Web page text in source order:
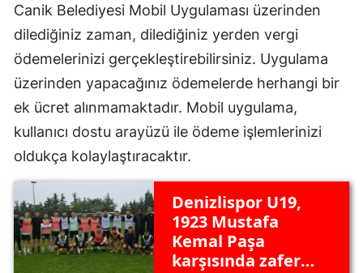
Canik Belediyesi Mobil Uygulaması üzerinden
dilediğiniz zaman, dilediğiniz yerden vergi
ödemelerinizi gerçekleştirebilirsiniz. Uygulama
üzerinden yapacağınız ödemelerde herhangi bir
ek ücret alınmamaktadır. Mobil uygulama,
kullanıcı dostu arayüzü ile ödeme işlemlerinizi
oldukça kolaylaştıracaktır.
Denizlispor U19,
1923 Mustafa
Kemal Paşa
karşısında zafer